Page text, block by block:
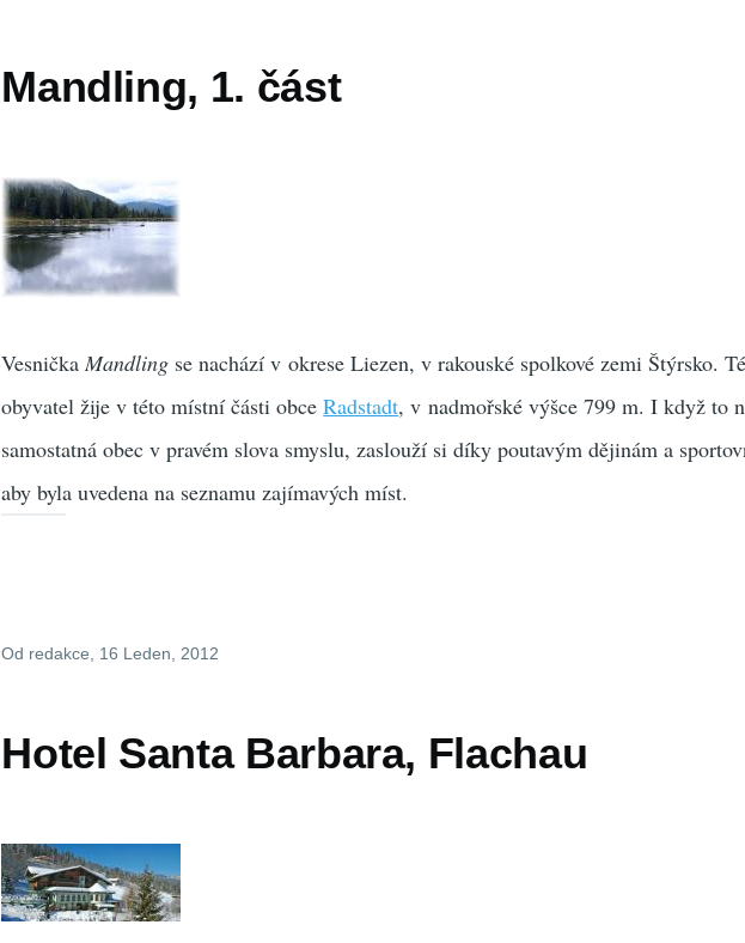
Mandling, 1. část
Vesnička Mandling se nachází v okrese Liezen, v rakouské spolkové zemi Štýrsko.
obyvatel žije v této místní části obceRadstadt, v nadmořské výšce 799 m. I když to
samostatná obec v pravém slova smyslu, zaslouží si díky poutavým dějinám a
aby byla uvedena na seznamu zajímavých míst.
Od redakce , 16 Leden, 2012
Hotel Santa Barbara, Flachau